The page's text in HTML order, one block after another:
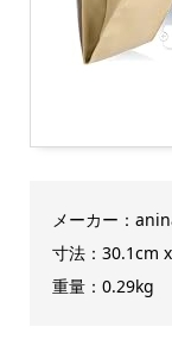
メーカー：
寸法：30.1cm
重量：0.29kg